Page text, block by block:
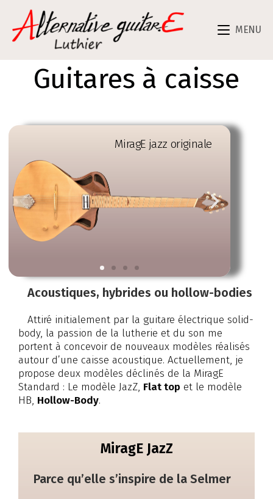
MENU
Guitares à caisse
Acoustiques, hybrides ou hollow-bodies
Attiré initialement par la guitare électrique solid-
body, la passion de la lutherie et du son me
portent à concevoir de nouveaux modèles réalisés
autour d’une caisse acoustique. Actuellement, je
propose deux modèles déclinés de la MiragE
Standard : Le modèle JazZ, Flat top et le modèle
HB, Hollow-Body.
MiragE JazZ
Parce qu’elle s’inspire de la Selmer